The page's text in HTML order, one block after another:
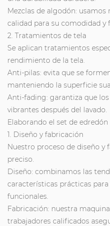
Mezclas de algodón:
calidad para su comodidad y
2. Tratamientos de tela
Se aplican tratamientos
rendimiento de la tela.
Anti-pilas: evita que se
manteniendo la superficie
Anti-fading: garantiza que
vibrantes después del lavado.
Elaborando el set de edredón
1. Diseño y fabricación
Nuestro proceso de diseño y
preciso.
Diseño: combinamos las
características prácticas
funcionales.
Fabricación: nuestra
trabajadores calificados